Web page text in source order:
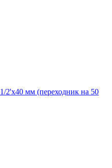
мм (переходник на 50